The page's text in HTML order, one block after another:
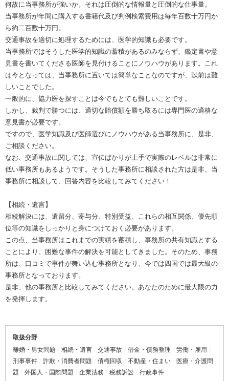
何故に当事務所が強いか。それは圧倒的な情報量と圧倒的な仕事量。
当事務所が年間に購入する書籍代及び判例検索費用は毎年百数十万円か
ら約二百数十万円。
交通事故を適切に処理するためには、医学的知識も必要です。
当事務所ではそうした医学的知識の蓄積があるのみならず、鑑定書や意
見書を書いてくださる医師を見付けることにノウハウがあります。これ
は今となっては、当事務所に置いては簡単なことなのですが、以前は難
しいことでした。
一般的に、協力医を探すことは今でもとても難しいことです。
しかし、裁判で勝つには、適切な賠償額を勝ち取るには専門医の適格な
意見書が必要です。
ですので、医学知識及び医師選びにノウハウがある当事務所に、是非、
ご相談ください。
なお、交通事故に関しては、宣伝ばかりが上手で実際のレベルは非常に
低い事務所もあるようです。そうした事務所に相談された方は是非、当
事務所に相談して、回答内容を比較してみてください！
【相続・遺言】
相続解決には、遺留分、寄与分、特別受益、これらの相互関係、優先順
位等の知識をしっかりと身につけておく必要があります。
この点、当事務所はこれまでの実績を蓄積し、事務所の共有知識とする
ことにより、困難な事件の解決を可能としてきました。そのため、事務
所は、口コミで事件が舞い込む事務所となり、今では四国では最大級の
事務所となっております。
是非、他の事務所と比較してみてください。あなたのために最大限の力
を発揮します。
取扱分野
離婚・男女問題
相続・遺言 交通事故 借金・債務整理
労働・雇用
刑事事件
詐欺・消費者問題 債権回収 不動産・住まい
医療・介護問
題
外国人・国際問題 企業法務 税務訴訟 行政事件